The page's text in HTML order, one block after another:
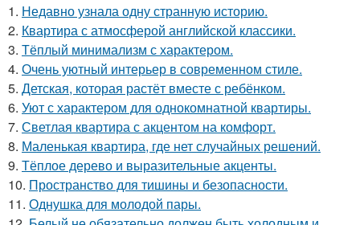
1. Недавно узнала одну странную историю.
2. Квартира с атмосферой английской классики.
3. Тёплый минимализм с характером.
4. Очень уютный интерьер в современном стиле.
5. Детская, которая растёт вместе с ребёнком.
6. Уют с характером для однокомнатной квартиры.
7. Светлая квартира с акцентом на комфорт.
8. Маленькая квартира, где нет случайных решений.
9. Тёплое дерево и выразительные акценты.
10. Пространство для тишины и безопасности.
11. Однушка для молодой пары.